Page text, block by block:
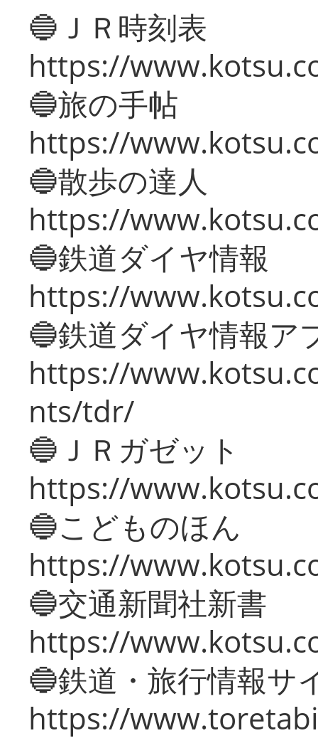
🔵ＪＲ時刻表
https://
🔵旅の手帖
https://
🔵散歩の達人
https://
🔵鉄道ダイヤ情報
https://
🔵鉄道ダイヤ情報ア
https://
nts/tdr/
🔵ＪＲガゼット
https://
🔵こどものほん
https://
🔵交通新聞社新書
https://
🔵鉄道・旅行情報サ
https://